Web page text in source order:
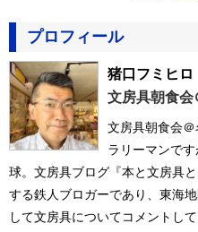
プロフィール
猪口フミヒロ
文房具朝食会
文房具朝食会
ラリーマンで
球。文房具ブログ『本と文房具
する鉄人ブロガーであり、東海
して文房具についてコメントして